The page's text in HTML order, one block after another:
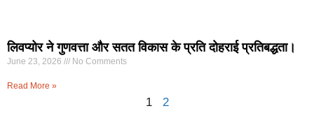
लिवप्योर ने गुणवत्ता और सतत विकास के प्रति दोहराई प्रतिबद्धता।
June 23, 2026 No Comments
Read More »
1 2